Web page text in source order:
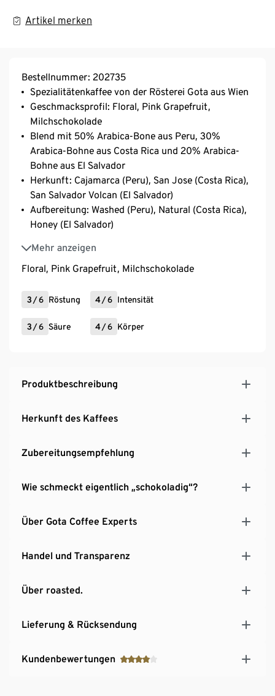
Artikel merken
Bestellnummer: 202735
Spezialitätenkaffee von der Rösterei Gota aus Wien
Geschmacksprofil: Floral, Pink Grapefruit,
Milchschokolade
Blend mit 50% Arabica-Bone aus Peru, 30%
Arabica-Bohne aus Costa Rica und 20% Arabica-
Bohne aus El Salvador
Herkunft: Cajamarca (Peru), San Jose (Costa Rica),
San Salvador Volcan (El Salvador)
Aufbereitung: Washed (Peru), Natural (Costa Rica),
Honey (El Salvador)
Mehr anzeigen
Varietät: Caturra (Peru, Costa Rica), Catuai (Costa
Rica), Bourbon (El Salvador)
Floral, Pink Grapefruit, Milchschokolade
3 /6 Röstung 4/6 Intensität
3 /6 Säure 4/6 Körper
Produktbeschreibung
Herkunft des Kaffees
Zubereitungsempfehlung
Wie schmeckt eigentlich „schokoladig“?
Über Gota Coffee Experts
Handel und Transparenz
Über roasted.
Lieferung & Rücksendung
Kundenbewertungen